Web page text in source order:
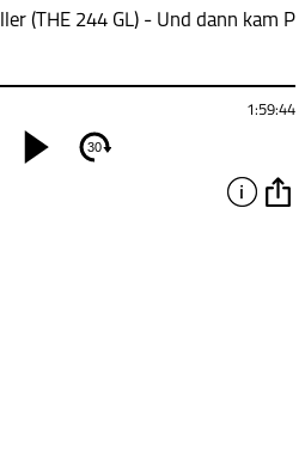
(THE 244 GL) - Und dann kam
1:59:44
30